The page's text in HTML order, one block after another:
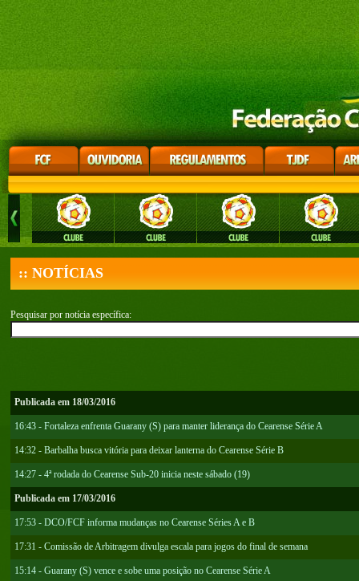
:: NOTÍCIAS
Pesquisar por notícia específica:
Publicada em 18/03/2016
16:43 - Fortaleza enfrenta Guarany (S) para manter liderança do Cearense Série A
14:32 - Barbalha busca vitória para deixar lanterna do Cearense Série B
14:27 - 4ª rodada do Cearense Sub-20 inicia neste sábado (19)
Publicada em 17/03/2016
17:53 - DCO/FCF informa mudanças no Cearense Séries A e B
17:31 - Comissão de Arbitragem divulga escala para jogos do final de semana
15:14 - Guarany (S) vence e sobe uma posição no Cearense Série A